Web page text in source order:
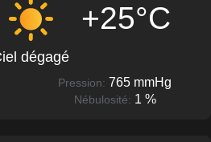
+25°C
dégagé
Pression: 765 mmHg
Nébulosité: 1 %